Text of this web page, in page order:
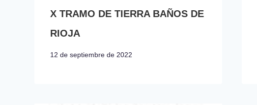
X TRAMO DE TIERRA BAÑOS DE
RIOJA
12 de septiembre de 2022